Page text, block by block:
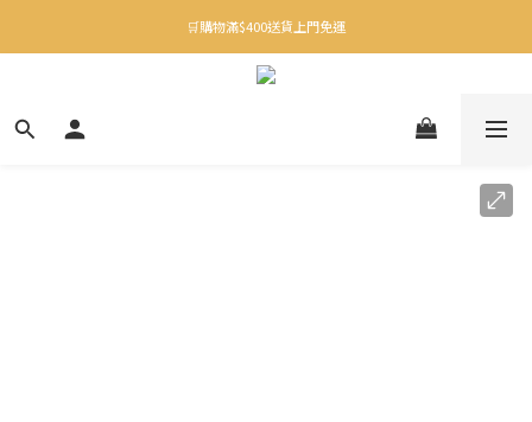
✨下載Three Little Meow App 即享多重禮遇！
🛒購物滿$400送貨上門免運
✨下載Three Little Meow App 即享多重禮遇！